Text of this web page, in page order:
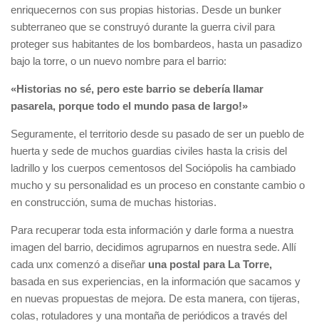
enriquecernos con sus propias historias. Desde un bunker
subterraneo que se construyó durante la guerra civil para
proteger sus habitantes de los bombardeos, hasta un pasadizo
bajo la torre, o un nuevo nombre para el barrio:
«Historias no sé, pero este barrio se debería llamar
pasarela, porque todo el mundo pasa de largo!»
Seguramente, el territorio desde su pasado de ser un pueblo de
huerta y sede de muchos guardias civiles hasta la crisis del
ladrillo y los cuerpos cementosos del Sociópolis ha cambiado
mucho y su personalidad es un proceso en constante cambio o
en construcción, suma de muchas historias.
Para recuperar toda esta información y darle forma a nuestra
imagen del barrio, decidimos agruparnos en nuestra sede. Allí
cada unx comenzó a diseñar una postal para La Torre,
basada en sus experiencias, en la información que sacamos y
en nuevas propuestas de mejora. De esta manera, con tijeras,
colas, rotuladores y una montaña de periódicos a través del